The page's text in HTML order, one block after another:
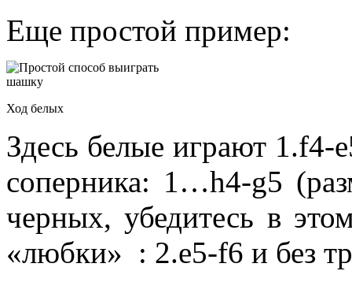
Еще простой пример:
Ход белых
Здесь белые играют
соперника: 1…h4-g5
черных, убедитесь в
«любки» : 2.е5-f6 и без